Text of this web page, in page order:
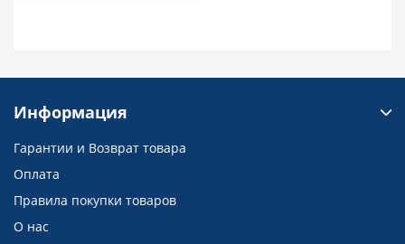
Информация
Гарантии и Возврат товара
Оплата
Правила покупки товаров
О нас